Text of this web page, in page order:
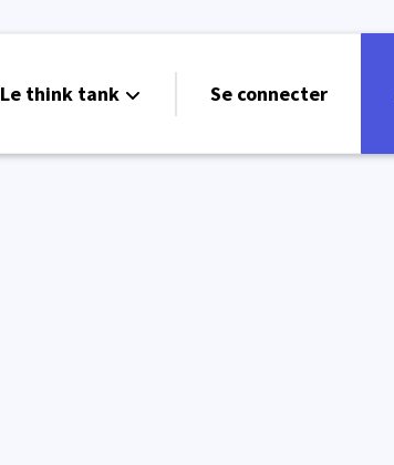
Le think tank Se connecter